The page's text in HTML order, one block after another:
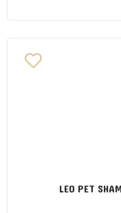
LEO PET